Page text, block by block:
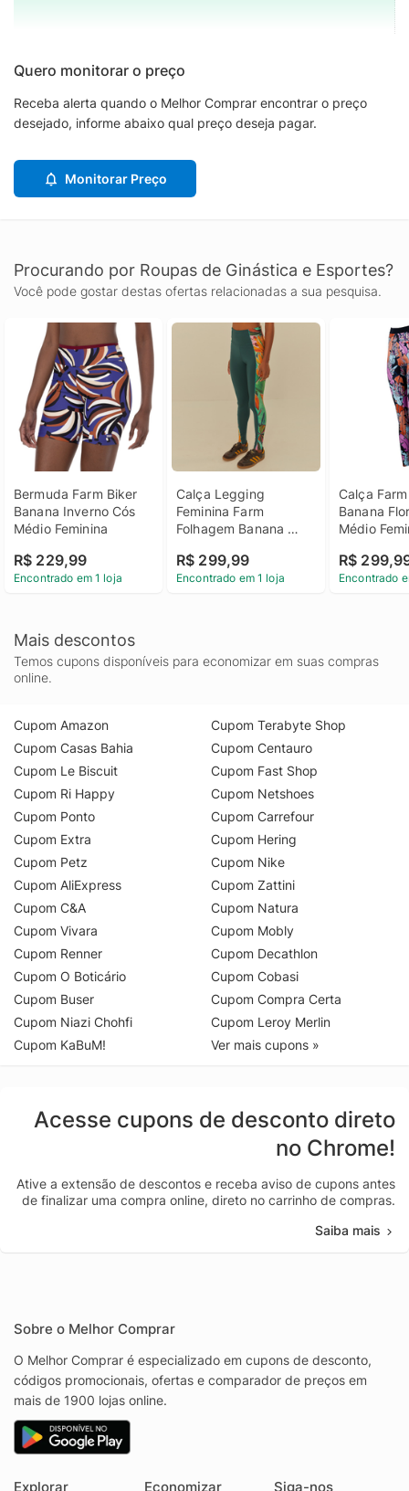
Quero monitorar o preço
Receba alerta quando o Melhor Comprar encontrar o preço
desejado, informe abaixo qual preço deseja pagar.
Monitorar Preço
Procurando por Roupas de Ginástica e Esportes?
Você pode gostar destas ofertas relacionadas a sua pesquisa.
Bermuda Farm Biker
Banana Inverno Cós
Médio Feminina
R$ 229,99
Encontrado em 1 loja
Calça Legging
Feminina Farm
Folhagem Banana
Cós Médio
R$ 299,99
Encontrado em 1 loja
Calça
Banana
Médio
R$
Encontrado
Mais descontos
Temos cupons disponíveis para economizar em suas compras
online.
Cupom Amazon
Cupom Casas Bahia
Cupom Le Biscuit
Cupom Ri Happy
Cupom Ponto
Cupom Extra
Cupom Petz
Cupom AliExpress
Cupom C&A
Cupom Vivara
Cupom Renner
Cupom O Boticário
Cupom Buser
Cupom Niazi Chohfi
Cupom KaBuM!
Cupom Terabyte Shop
Cupom Centauro
Cupom Fast Shop
Cupom Netshoes
Cupom Carrefour
Cupom Hering
Cupom Nike
Cupom Zattini
Cupom Natura
Cupom Mobly
Cupom Decathlon
Cupom Cobasi
Cupom Compra Certa
Cupom Leroy Merlin
Ver mais cupons »
Acesse cupons de desconto direto
no Chrome!
Ative a extensão de descontos e receba aviso de cupons antes
de finalizar uma compra online, direto no carrinho de compras.
Saiba mais
Sobre o Melhor Comprar
O Melhor Comprar é especializado em cupons de desconto,
códigos promocionais, ofertas e comparador de preços em
mais de 1900 lojas online.
Explorar Economizar Siga-nos